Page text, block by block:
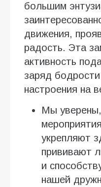
большим
движения,
радость. Эта
активность
заряд бодрости
настроения на
Мы
укрепляют
прививают
и
нашей